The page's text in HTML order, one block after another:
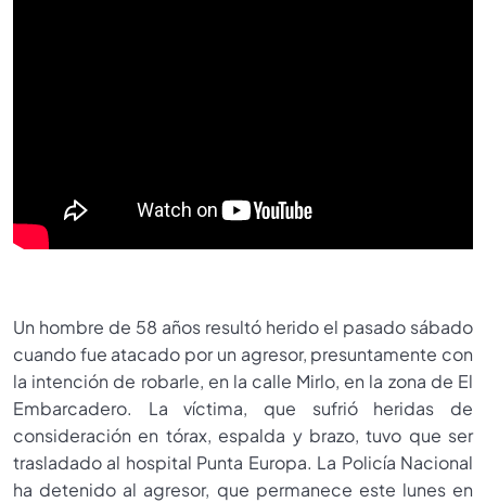
Un hombre de 58 años resultó herido el pasado sábado
cuando fue atacado por un agresor, presuntamente con
la intención de robarle, en la calle Mirlo, en la zona de El
Embarcadero. La víctima, que sufrió heridas de
consideración en tórax, espalda y brazo, tuvo que ser
trasladado al hospital Punta Europa. La Policía Nacional
ha detenido al agresor, que permanece este lunes en